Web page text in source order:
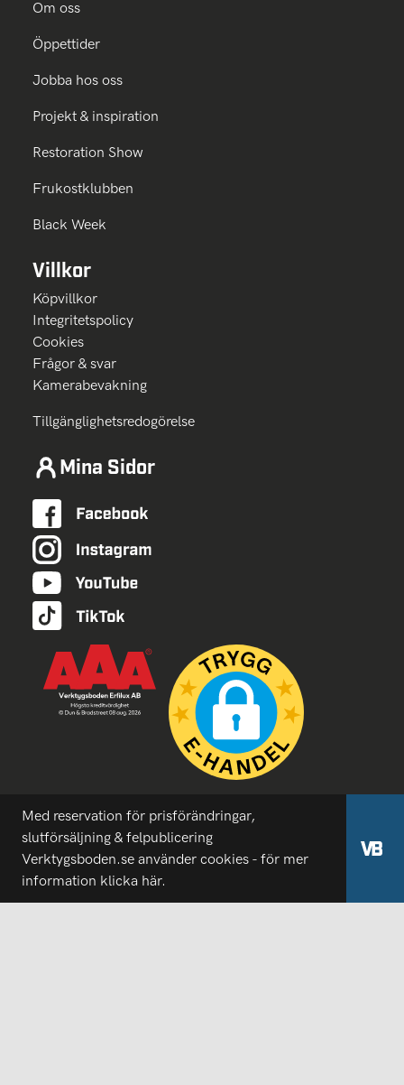
Om oss
Öppettider
Jobba hos oss
Projekt & inspiration
Restoration Show
Frukostklubben
Black Week
Villkor
Köpvillkor
Integritetspolicy
Cookies
Frågor & svar
Kamerabevakning
Tillgänglighetsredogörelse
Mina Sidor
Med reservation för prisförändringar,
slutförsäljning & felpublicering
Verktygsboden.se använder cookies - för mer
information klicka här.